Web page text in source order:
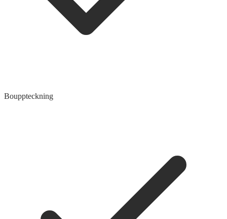
Bouppteckning